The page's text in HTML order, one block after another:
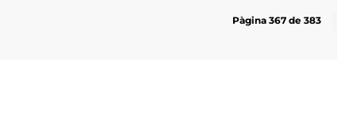
Pàgina 367 de 383